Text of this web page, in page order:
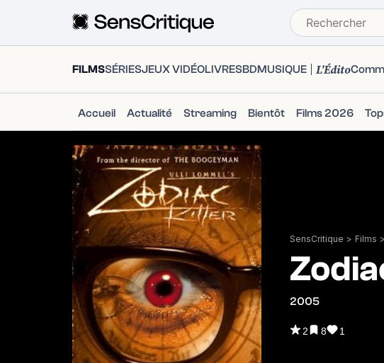
FILMSSÉRIESJEUX VIDÉOLIVRESBDMUSIQUE L'Édito
Accueil Actualité Streaming Bientôt Films 2026
SensCritique > Films >
2005
2 8 1